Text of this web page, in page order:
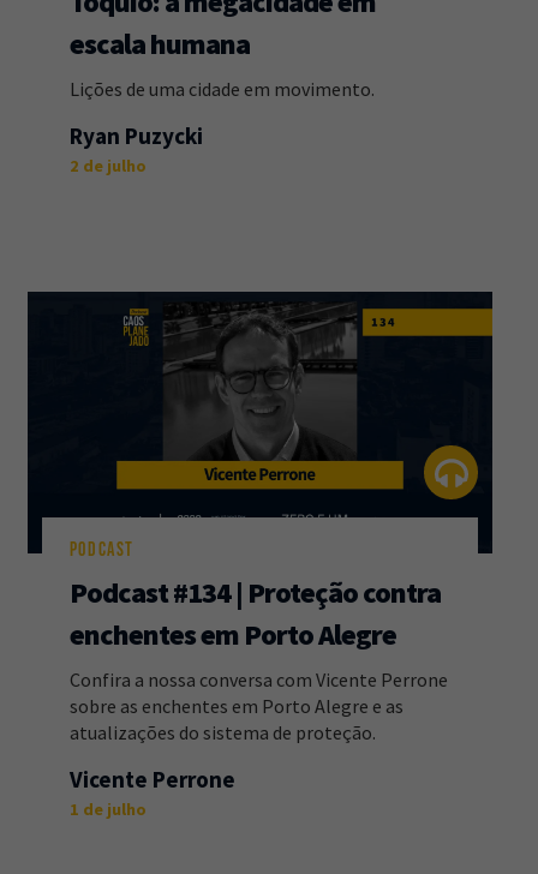
escala humana
Lições de uma cidade em movimento.
Ryan Puzycki
2 de julho
PODCAST
Podcast #134 | Proteção contra
enchentes em Porto Alegre
Confira a nossa conversa com Vicente Perrone
sobre as enchentes em Porto Alegre e as
atualizações do sistema de proteção.
Vicente Perrone
1 de julho